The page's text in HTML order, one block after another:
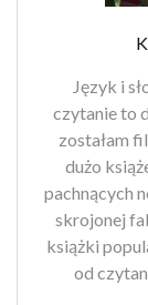
Język i
czytanie to
zostałam
dużo
pachnących
skrojonej
książki
od